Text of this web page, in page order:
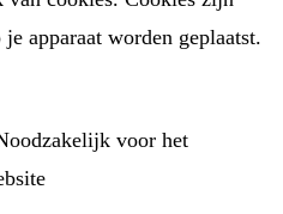
apparaat worden geplaatst.
voor het